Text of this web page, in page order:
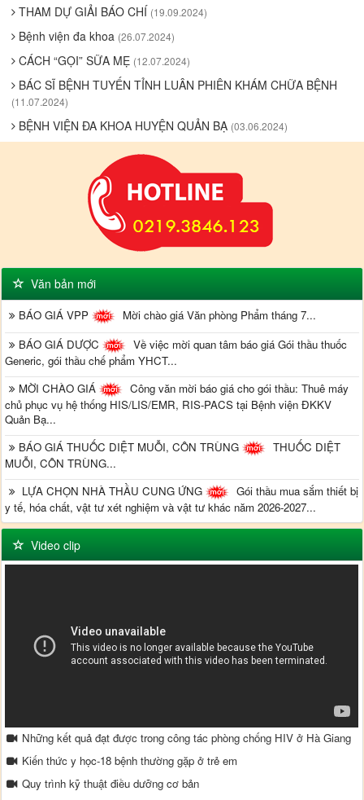
THAM DỰ GIẢI BÁO CHÍ (19.09.2024)
Bệnh viện đa khoa (26.07.2024)
CÁCH “GỌI” SỮA MẸ (12.07.2024)
BÁC SĨ BỆNH TUYẾN TỈNH LUÂN PHIÊN KHÁM CHỮA BỆNH
(11.07.2024)
BỆNH VIỆN ĐA KHOA HUYỆN QUẢN BẠ (03.06.2024)
Văn bản mới
BÁO GIÁ VPP
Mời chào giá Văn phòng Phẩm tháng 7...
BÁO GIÁ DƯỢC
Về việc mời quan tâm báo giá Gói thầu thuốc
Generic, gói thầu chế phẩm YHCT...
MỜI CHÀO GIÁ
Công văn mời báo giá cho gói thầu: Thuê máy
chủ phục vụ hệ thống HIS/LIS/EMR, RIS-PACS tại Bệnh viện ĐKKV
Quản Bạ...
BÁO GIÁ THUỐC DIỆT MUỖI, CÔN TRÙNG
THUỐC DIỆT
MUỖI, CÔN TRÙNG...
LỰA CHỌN NHÀ THẦU CUNG ỨNG
Gói thầu mua sắm thiết bị
y tế, hóa chất, vật tư xét nghiệm và vật tư khác năm 2026-2027...
Video clip
Những kết quả đạt được trong công tác phòng chống HIV ở Hà Giang
Kiến thức y học-18 bệnh thường gặp ở trẻ em
Quy trình kỹ thuật điều dưỡng cơ bản